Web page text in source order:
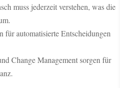
muss jederzeit verstehen, was die
für automatisierte Entscheidungen
Change Management sorgen für